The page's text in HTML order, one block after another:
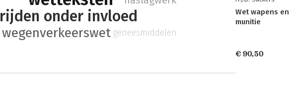
rijden onder invloed
wegenverkeerswet geneesmiddelen
Wet wapens en
munitie
€ 90,50